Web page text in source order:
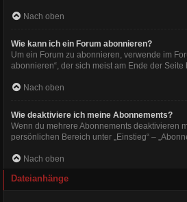
Nach oben
Wie kann ich ein Forum abonnieren?
Um ein Forum zu abonnieren, verwende im
abonnieren“, der sich meist am Ende der Seite
Nach oben
Wie deaktiviere ich meine Abonnements?
Wenn du mehrere Abonnements deaktivieren
persönlichen Bereich unter „Einstieg“ –
Nach oben
Dateianhänge